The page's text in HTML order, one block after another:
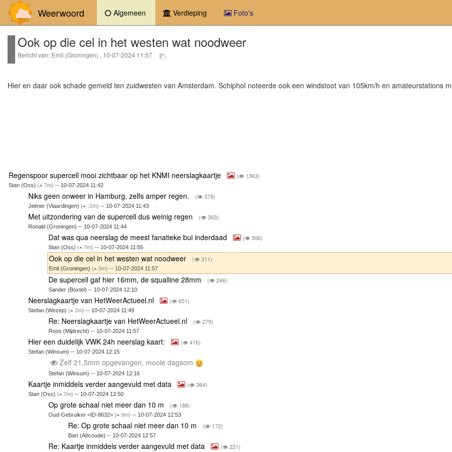
Weerwoord Algemeen (current)Verdieping Foto's
Ook op die cel in het westen wat noodweer
Bericht van: Emil (Groningen) , 10-07-2024 11:57
Hier en daar ook schade gemeld ten zuidwesten van Amsterdam. Schiphol noteerde ook een windstoot van 105km/h en amateurstations
Regenspoor supercell mooi zichtbaar op het KNMI neerslagkaartje ( 1363)
Stan (Oss) ( 7m) -- 10-07-2024 11:42
Niks geen onweer in Hamburg, zelfs amper regen. ( 379)
Jelmer (Vlaardingen)( -2m) -- 10-07-2024 11:43
Met uitzondering van de supercell dus weinig regen ( 363)
Ronald (Groningen) -- 10-07-2024 11:44
Dat was qua neerslag de meest fanatieke bui inderdaad ( 506)
Stan (Oss) ( 7m) -- 10-07-2024 11:55
Ook op die cel in het westen wat noodweer ( 311)
Emil (Groningen) ( 5m) -- 10-07-2024 11:57
De supercell gaf hier 16mm, de squalline 28mm ( 246)
Sander (Boxtel) -- 10-07-2024 12:10
Neerslagkaartje van HetWeerActueel.nl ( 651)
Stefan (Wezep)( 2m) -- 10-07-2024 11:49
Re: Neerslagkaartje van HetWeerActueel.nl ( 279)
Roos (Mijdrecht) -- 10-07-2024 11:57
Hier een duidelijk VWK 24h neerslag kaart: ( 416)
Stefan (Winsum) -- 10-07-2024 12:15
Zelf 21,5mm opgevangen, mooie dagsom
Stefan (Winsum) -- 10-07-2024 12:16
Kaartje inmiddels verder aangevuld met data ( 364)
Stan (Oss)( 7m) -- 10-07-2024 12:50
Op grote schaal niet meer dan 10 m ( 188)
Oud-Gebruiker <ID-8632> ( 9m) -- 10-07-2024 12:53
Re: Op grote schaal niet meer dan 10 m ( 172)
Bart (Abcoude) -- 10-07-2024 12:57
Re: Kaartje inmiddels verder aangevuld met data ( 221)